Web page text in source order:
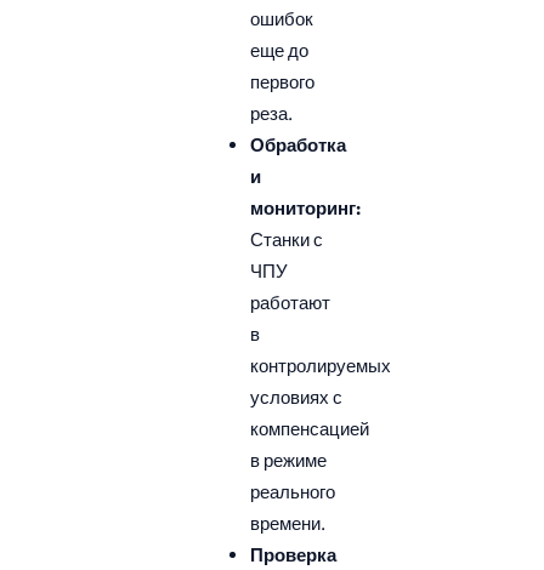
ошибок
еще до
первого
реза.
Обработка
и
мониторинг:
Станки с
ЧПУ
работают
в
контролируемых
условиях с
компенсацией
в режиме
реального
времени.
Проверка